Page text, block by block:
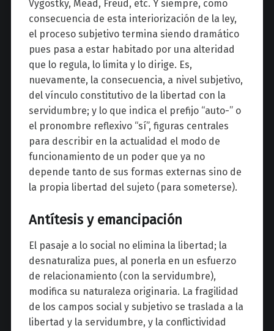
Vygostky, Mead, Freud, etc. Y siempre, como
consecuencia de esta interiorización de la ley,
el proceso subjetivo termina siendo dramático
pues pasa a estar habitado por una alteridad
que lo regula, lo limita y lo dirige. Es,
nuevamente, la consecuencia, a nivel subjetivo,
del vínculo constitutivo de la libertad con la
servidumbre; y lo que indica el prefijo “auto-” o
el pronombre reflexivo “sí”, figuras centrales
para describir en la actualidad el modo de
funcionamiento de un poder que ya no
depende tanto de sus formas externas sino de
la propia libertad del sujeto (para someterse).
Antítesis y emancipación
El pasaje a lo social no elimina la libertad; la
desnaturaliza pues, al ponerla en un esfuerzo
de relacionamiento (con la servidumbre),
modifica su naturaleza originaria. La fragilidad
de los campos social y subjetivo se traslada a la
libertad y la servidumbre, y la conflictividad